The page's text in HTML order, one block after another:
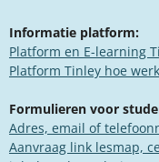
Informatie platform:
Platform en E-learning
​​Platform Tinley hoe
Formulieren voor
Adres, email of
Aanvraag link lesmap,